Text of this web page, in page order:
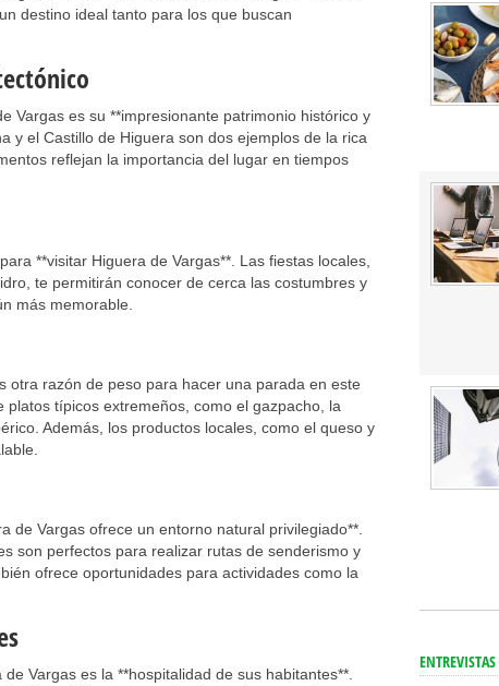
destino ideal tanto para los que buscan
Vargas es su **impresionante patrimonio histórico y
y el Castillo de Higuera son dos ejemplos de la rica
reflejan la importancia del lugar en tiempos
**visitar Higuera de Vargas**. Las fiestas locales,
te permitirán conocer de cerca las costumbres y
más memorable.
otra razón de peso para hacer una parada en este
típicos extremeños, como el gazpacho, la
Además, los productos locales, como el queso y
de Vargas ofrece un entorno natural privilegiado**.
son perfectos para realizar rutas de senderismo y
ofrece oportunidades para actividades como la
Vargas es la **hospitalidad de sus habitantes**.
ENTREVISTAS